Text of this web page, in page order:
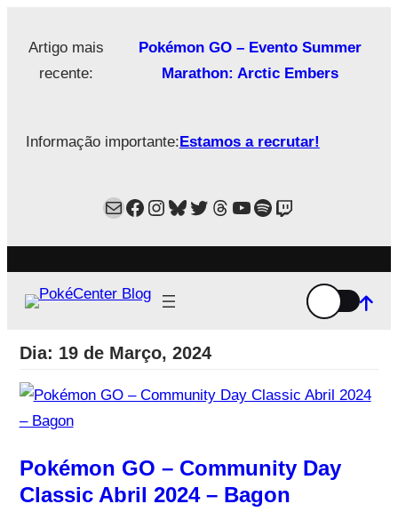
paraArtigo mais
recente:
Pokémon GO – Evento Summer
Marathon: Arctic Embers
Informação importante:Estamos a recrutar!
MailFacebook
Instagram
Bluesky
Twitter
Estamos no Threads!
YouTube
Spotify
Twitch
Dia: 19 de Março, 2024
Pokémon GO – Community Day
Classic Abril 2024 – Bagon